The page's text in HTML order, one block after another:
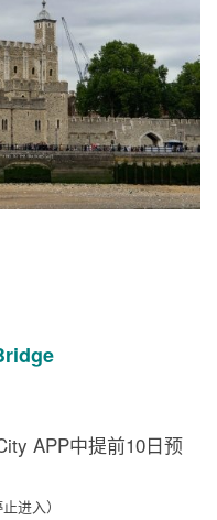
APP中提前10日预
进入）